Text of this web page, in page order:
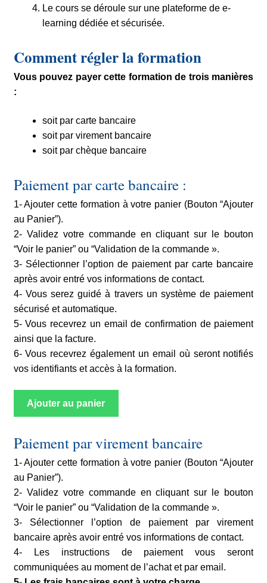
Le cours se déroule sur une plateforme de e-
learning dédiée et sécurisée.
Comment régler la formation
Vous pouvez payer cette formation de trois manières
:
soit par carte bancaire
soit par virement bancaire
soit par chèque bancaire
Paiement par carte bancaire :
1- Ajouter cette formation à votre panier (Bouton “Ajouter
au Panier”).
2- Validez votre commande en cliquant sur le bouton
“Voir le panier” ou “Validation de la commande ».
3- Sélectionner l’option de paiement par carte bancaire
après avoir entré vos informations de contact.
4- Vous serez guidé à travers un système de paiement
sécurisé et automatique.
5- Vous recevrez un email de confirmation de paiement
ainsi que la facture.
6- Vous recevrez également un email où seront notifiés
vos identifiants et accès à la formation.
Ajouter au panier
Paiement par virement bancaire
1- Ajouter cette formation à votre panier (Bouton “Ajouter
au Panier”).
2- Validez votre commande en cliquant sur le bouton
“Voir le panier” ou “Validation de la commande ».
3- Sélectionner l’option de paiement par virement
bancaire après avoir entré vos informations de contact.
4- Les instructions de paiement vous seront
communiquées au moment de l’achat et par email.